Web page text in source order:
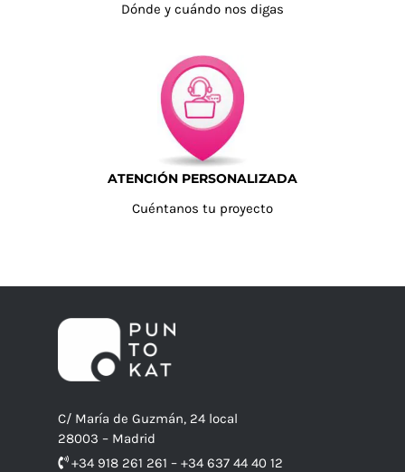
Dónde y cuándo nos digas
ATENCIÓN PERSONALIZADA
Cuéntanos tu proyecto
C/ María de Guzmán, 24 local
28003 – Madrid
+34 918 261 261 – +34 637 44 40 12